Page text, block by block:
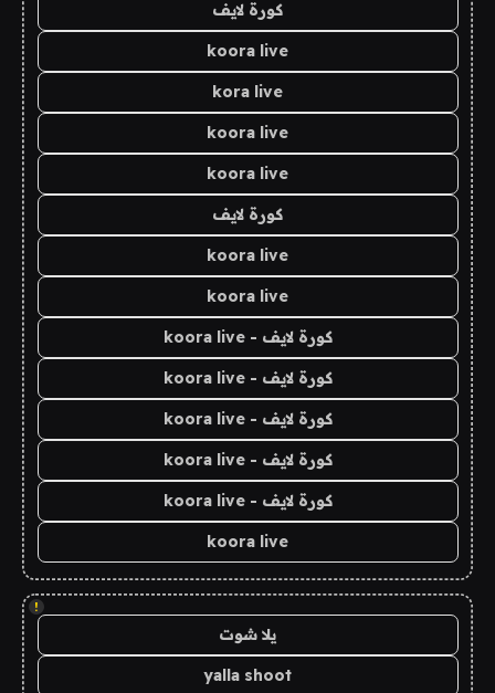
كورة لايف
koora live
kora live
koora live
koora live
كورة لايف
koora live
koora live
كورة لايف - koora live
كورة لايف - koora live
كورة لايف - koora live
كورة لايف - koora live
كورة لايف - koora live
koora live
!
يلا شوت
yalla shoot